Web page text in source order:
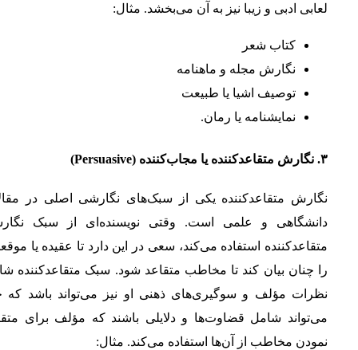
لعابی ادبی و زیبا نیز به آن می‌بخشد. مثال:
کتاب شعر
نگارش مجله و ماهنامه
توصیف اشیا یا طبیعت
نمایشنامه یا رمان.
۳. نگارش متقاعدکننده یا مجاب‌کننده (Persuasive)
نگارش متقاعدکننده یکی از سبک‌های نگارشی اصلی در
دانشگاهی و علمی است. وقتی نویسنده‌ای از سبک
متقاعدکننده استفاده می‌کند، سعی در این دارد تا عقیده یا
را چنان بیان کند تا مخاطب متقاعد شود. سبک متقاعدکننده
نظرات مؤلف و سوگیری‌های ذهنی او نیز می‌تواند باشد که
می‌تواند شامل قضاوت‌ها و دلایلی باشند که مؤلف برای
نمودن مخاطب از آن‌ها استفاده می‌کند. مثال: